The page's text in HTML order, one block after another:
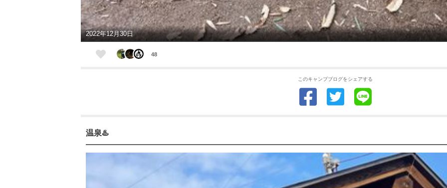
2022年12月30日
48
このキャンプブログをシェアする
温泉♨️